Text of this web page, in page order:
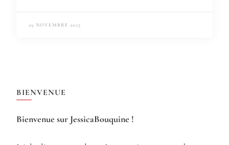
29 NOVEMBRE 2025
BIENVENUE
Bienvenue sur JessicaBouquine !